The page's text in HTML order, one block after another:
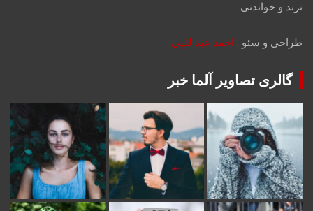
ترند و خواندنی
طراحی و سئو : احمد عبداللهی
گالری تصاویر آلما خبر